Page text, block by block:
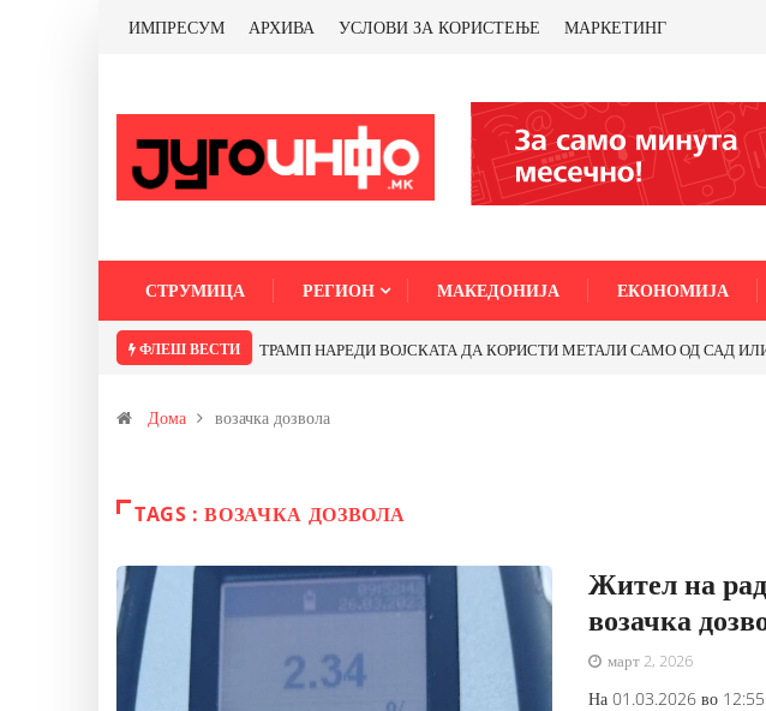
ИМПРЕСУМ АРХИВА УСЛОВИ ЗА КОРИСТЕЊЕ МАРКЕТИНГ
СТРУМИЦА РЕГИОН МАКЕДОНИЈА ЕКОНОМИЈА
ФЛЕШ ВЕСТИ ТРАМП НАРЕДИ ВОЈСКАТА ДА КОРИСТИ МЕТАЛИ САМО ОД САД ИЛИ ОД
Дома возачка дозвола
TAGS : ВОЗАЧКА ДОЗВОЛА
Жител на
возачка
март 2, 2026
На 01.03.2026 во